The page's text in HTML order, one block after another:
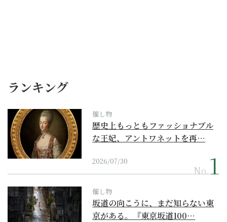
ランキング
催し物
歴史上もっともファッショナブル
な王妃、アントワネットを再…
2026/07/30
No.
催し物
坂道の向こうに、まだ知らない東
京がある。『東京坂道100…